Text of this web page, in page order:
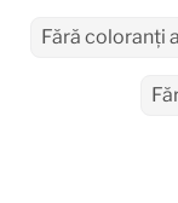
Fără coloranți